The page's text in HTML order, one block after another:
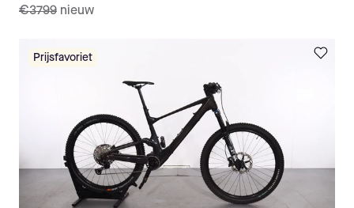
€3799 nieuw
Prijsfavoriet